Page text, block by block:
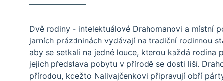
Dvě rodiny - intelektuálové Drahomanovi a místní
jarních prázdninách vydávají na tradiční rodinnou
aby se setkali na jedné louce, kterou každá rodina
jejich představa pobytu v přírodě se dosti liší.
přírodou, kdežto Nalivajčenkovi připravují obří